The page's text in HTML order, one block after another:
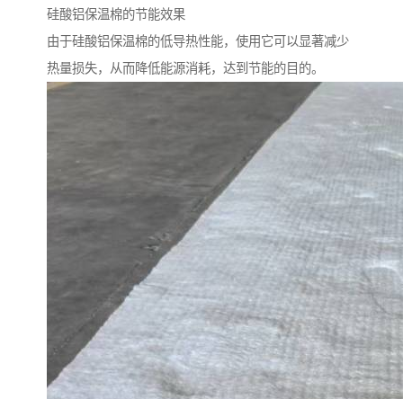
硅酸铝保温棉的节能效果
由于硅酸铝保温棉的低导热性能，使用它可以显著减少
热量损失，从而降低能源消耗，达到节能的目的。